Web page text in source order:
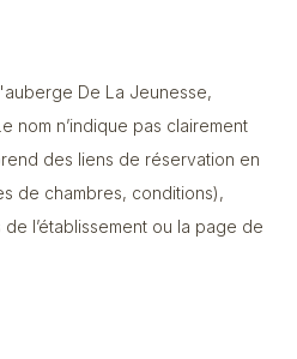
De La Jeunesse,
nom n’indique pas clairement
des liens de réservation en
de chambres, conditions),
l’établissement ou la page de